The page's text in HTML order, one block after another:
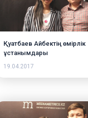
Қуатбаев Айбектің өмірлік
ұстанымдары
19.04.2017